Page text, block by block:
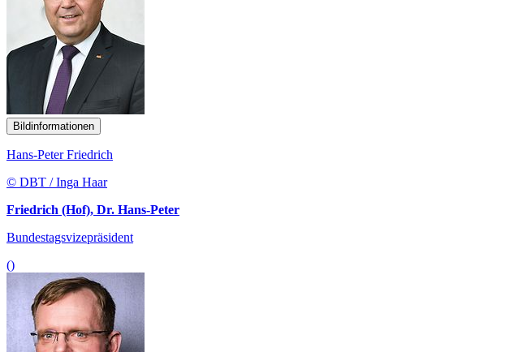
Bildinformationen
Hans-Peter Friedrich
© DBT / Inga Haar
Friedrich (Hof), Dr. Hans-Peter
Bundestagsvizepräsident
()